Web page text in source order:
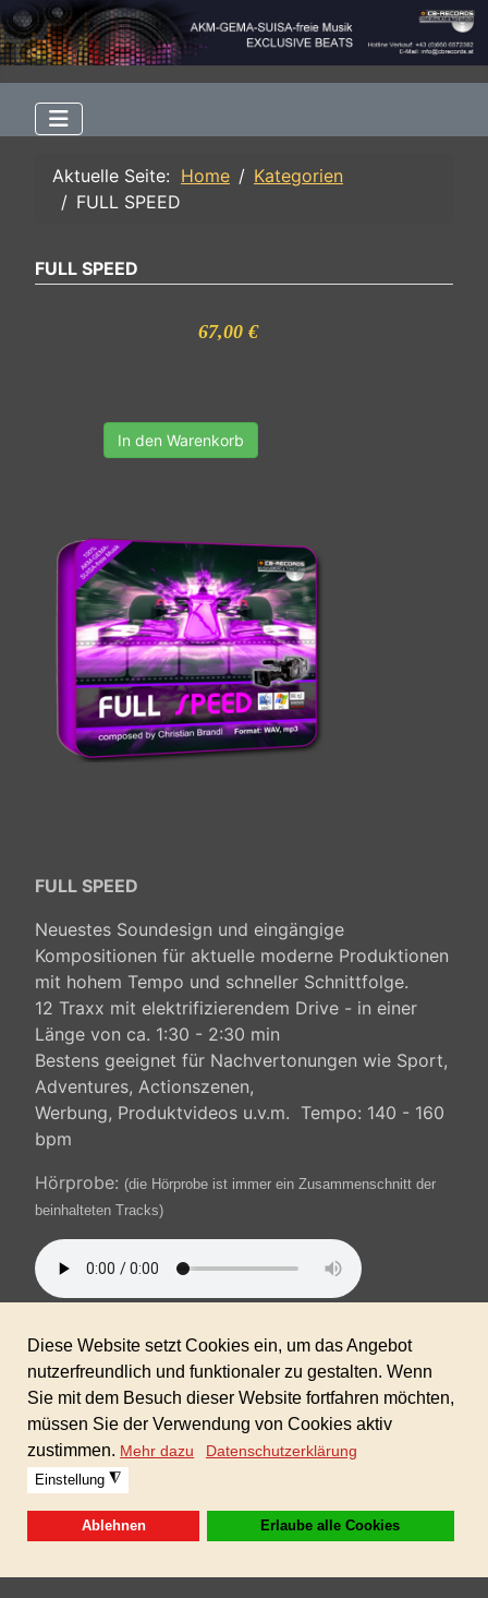
Aktuelle Seite: Home
Kategorien
FULL SPEED
FULL SPEED
67,00 €
In den Warenkorb
FULL SPEED
Neuestes Soundesign und eingängige
Kompositionen für aktuelle moderne Produktionen
mit hohem Tempo und schneller Schnittfolge.
12 Traxx mit elektrifizierendem Drive - in einer
Länge von ca. 1:30 - 2:30 min
Bestens geeignet für Nachvertonungen wie Sport,
Adventures, Actionszenen,
Werbung, Produktvideos u.v.m. Tempo: 140 - 160
bpm
Hörprobe: (die Hörprobe ist immer ein Zusammenschnitt der
beinhalteten Tracks)
Format: WAV 24 bit und MP3 320 kbps.
100% AKM/GEMA/SUISA-freie Musik, inkl. gewerblicher Lizenz
für alle Ihre Projekte!
Keine weiteren Folgekosten!
Diese AKM/GEMA/SUISA-freie Musikpaket ist in